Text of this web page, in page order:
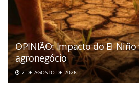
OPINIÃO: Impacto do El
agronegócio
7 DE AGOSTO DE 2026